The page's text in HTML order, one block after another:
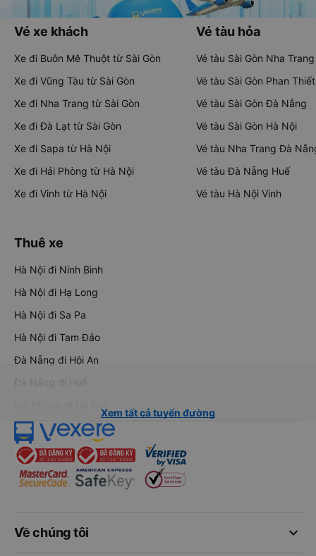
Vé xe khách
Xe đi Buôn Mê Thuột từ Sài Gòn
Xe đi Vũng Tàu từ Sài Gòn
Xe đi Nha Trang từ Sài Gòn
Xe đi Đà Lạt từ Sài Gòn
Xe đi Sapa từ Hà Nội
Xe đi Hải Phòng từ Hà Nội
Xe đi Vinh từ Hà Nội
Vé tàu hỏa
Vé tàu Sài Gòn Nha Trang
Vé tàu Sài Gòn Phan Thiết
Vé tàu Sài Gòn Đà Nẵng
Vé tàu Sài Gòn Hà Nội
Vé tàu Nha Trang Đà
Vé tàu Đà Nẵng Huế
Vé tàu Hà Nội Vinh
Thuê xe
Hà Nội đi Ninh Bình
Hà Nội đi Hạ Long
Hà Nội đi Sa Pa
Hà Nội đi Tam Đảo
Đà Nẵng đi Hội An
Đà Nẵng đi Huế
Xem tất cả tuyến đường
keyboard_arrow_down
Về chúng tôi